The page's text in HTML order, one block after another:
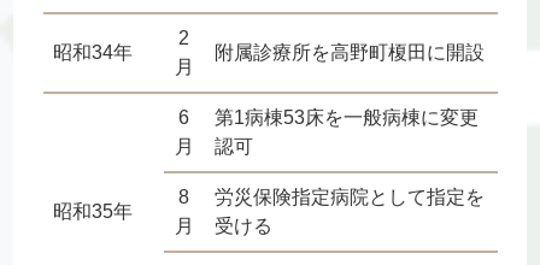
昭和34年
2
月
附属診療所を高野町榎田に開設
昭和35年
6
月
第1病棟53床を一般病棟に変更
認可
8
月
労災保険指定病院として指定を
受ける